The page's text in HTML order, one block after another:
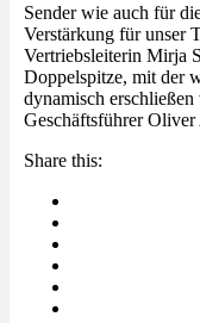
Sender wie auch für
Verstärkung für unser
Vertriebsleiterin Mirja
Doppelspitze, mit der
dynamisch
Geschäftsführer Oliver
Share this: